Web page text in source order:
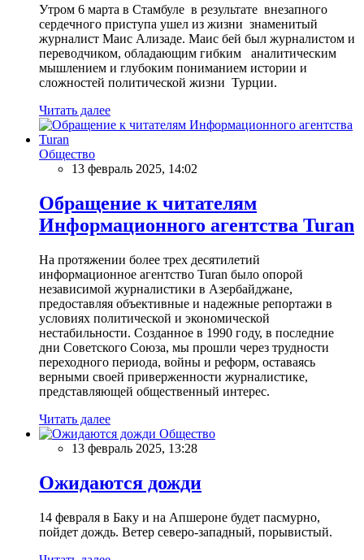
Утром 6 марта в Стамбуле в результате внезапного
сердечного приступа ушел из жизни знаменитый
журналист Маис Ализаде. Маис бей был журналистом и
переводчиком, обладающим гибким аналитическим
мышлением и глубоким пониманием истории и
сложностей политической жизни Турции.
Читать далее
Общество
13 февраль 2025, 14:02
Обращение к читателям
Информационного агентства Turan
На протяжении более трех десятилетий
информационное агентство Turan было опорой
независимой журналистики в Азербайджане,
предоставляя объективные и надежные репортажи в
условиях политической и экономической
нестабильности. Созданное в 1990 году, в последние
дни Советского Союза, мы прошли через трудности
переходного периода, войны и реформ, оставаясь
верными своей приверженности журналистике,
представляющей общественный интерес.
Читать далее
Общество
13 февраль 2025, 13:28
Ожидаются дожди
14 февраля в Баку и на Апшероне будет пасмурно,
пойдет дождь. Ветер северо-западный, порывистый.